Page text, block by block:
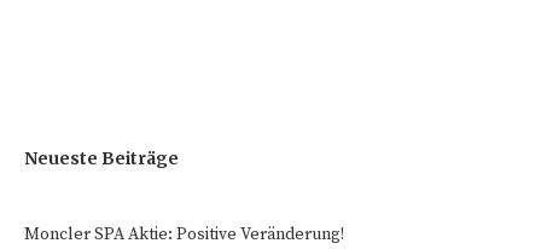
Neueste Beiträge
Moncler SPA Aktie: Positive Veränderung!